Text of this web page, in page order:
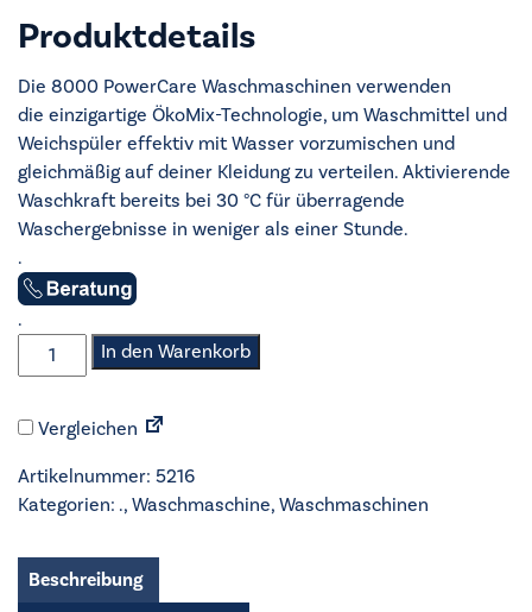
Produktdetails
Die 8000 PowerCare Waschmaschinen verwenden
die einzigartige ÖkoMix-Technologie, um Waschmittel und
Weichspüler effektiv mit Wasser vorzumischen und
gleichmäßig auf deiner Kleidung zu verteilen. Aktivierende
Waschkraft bereits bei 30 °C für überragende
Waschergebnisse in weniger als einer Stunde.
.
.
AEG
-
-
Menge
In den Warenkorb
Vergleichen
Artikelnummer: 5216
Kategorien: ., Waschmaschine, Waschmaschinen
Beschreibung